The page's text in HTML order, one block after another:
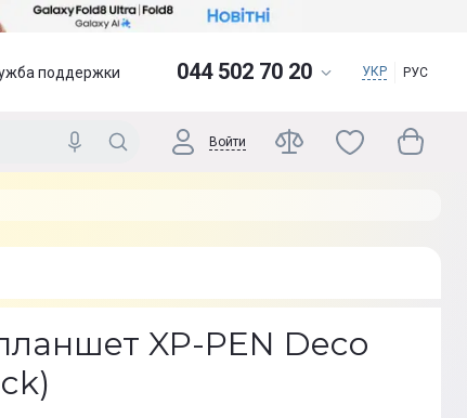
поддержки 044 502 70 20 УКР РУС
Войти
XP-PEN Deco